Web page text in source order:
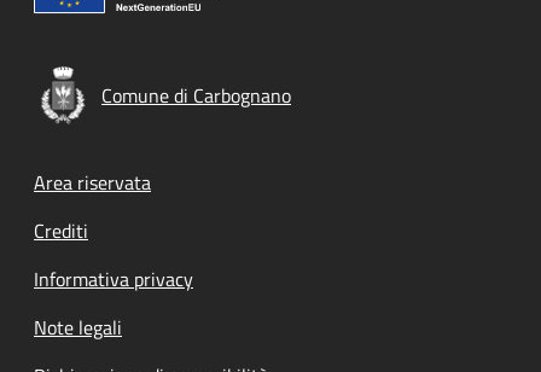
Comune di Carbognano
Footer menu
Area riservata
Crediti
Informativa privacy
Note legali